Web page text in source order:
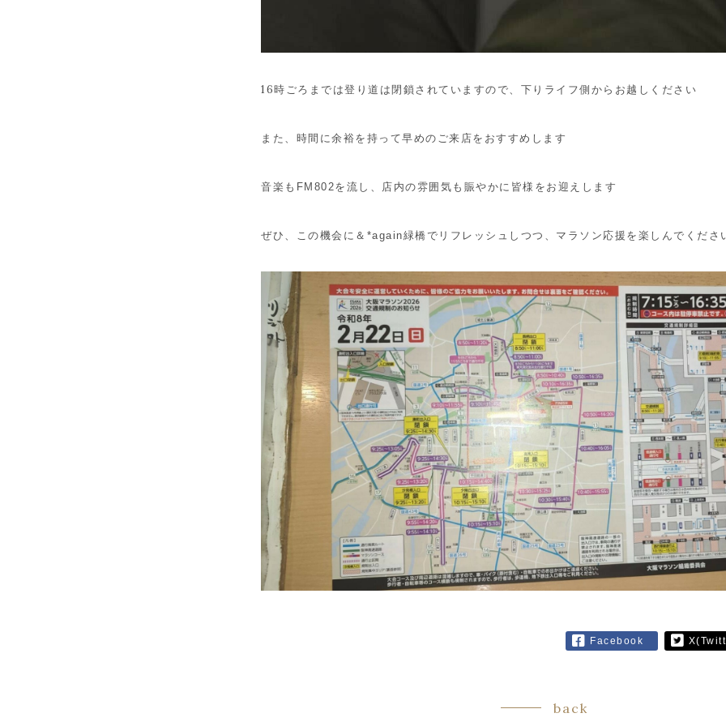
16時ごろまでは登り道は閉鎖されていますので、下りライフ側からお越しください
また、時間に余裕を持って早めのご来店をおすすめします
音楽もFM802を流し、店内の雰囲気も賑やかに皆様をお迎えします
ぜひ、この機会に＆*again緑橋でリフレッシュしつつ、マラソン応援を楽しんでくださ
Facebook
back